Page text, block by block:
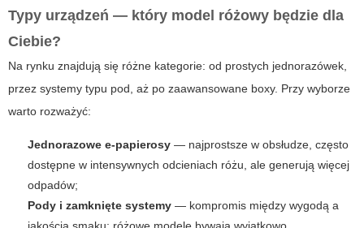
Typy urządzeń — który model różowy będzie dla
Ciebie?
Na rynku znajdują się różne kategorie: od prostych jednorazówek,
przez systemy typu pod, aż po zaawansowane boxy. Przy wyborze
warto rozważyć:
Jednorazowe e-papierosy — najprostsze w obsłudze, często
dostępne w intensywnych odcieniach różu, ale generują więcej
odpadów;
Pody i zamknięte systemy — kompromis między wygodą a